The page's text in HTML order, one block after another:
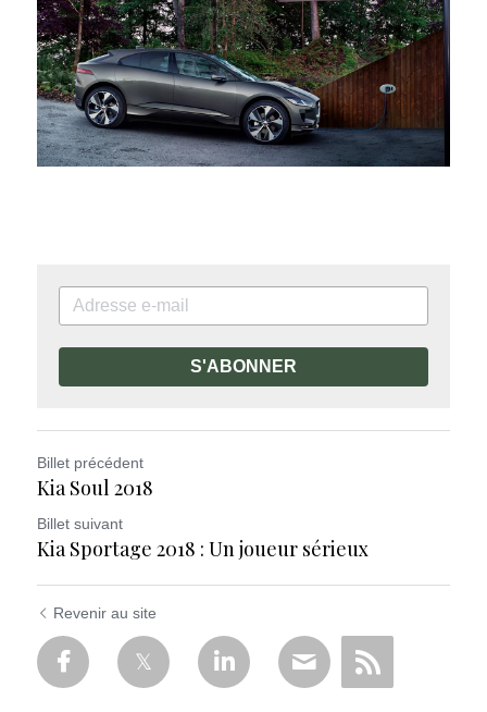
S'ABONNER
Billet précédent
Kia Soul 2018
Billet suivant
Kia Sportage 2018 : Un joueur sérieux
Revenir au site